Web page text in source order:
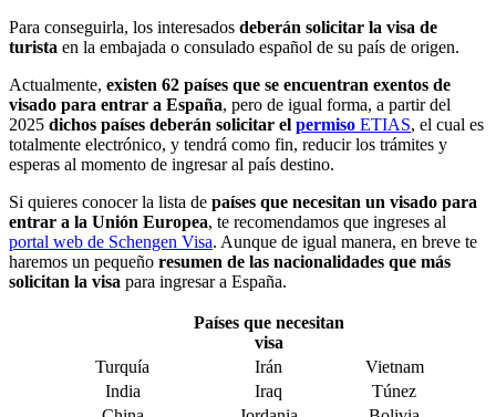
Para conseguirla, los interesados deberán solicitar la visa de
turista en la embajada o consulado español de su país de origen.
Actualmente, existen 62 países que se encuentran exentos de
visado para entrar a España, pero de igual forma, a partir del
2025 dichos países deberán solicitar el permiso ETIAS, el cual es
totalmente electrónico, y tendrá como fin, reducir los trámites y
esperas al momento de ingresar al país destino.
Si quieres conocer la lista de países que necesitan un visado para
entrar a la Unión Europea, te recomendamos que ingreses al
portal web de Schengen Visa. Aunque de igual manera, en breve te
haremos un pequeño resumen de las nacionalidades que más
solicitan la visa para ingresar a España.
Países que necesitan
visa
Turquía
Irán
Vietnam
India
Iraq
Túnez